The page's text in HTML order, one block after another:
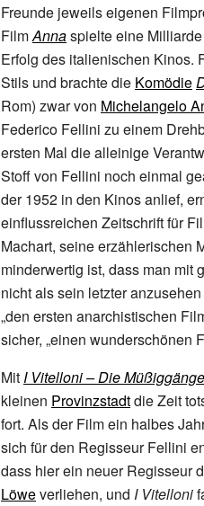
Freunde jeweils eigenen
FilmAnnaspielte eine Milliarde
Erfolg des italienischen Kinos.
Stils und brachte die Komödie
Rom) zwar von Michelangelo
Federico Fellini zu einem
ersten Mal die alleinige
Stoff von Fellini noch einmal
der 1952 in den Kinos anlief,
einflussreichen Zeitschrift für
Machart, seine erzählerischen
minderwertig ist, dass man mit
nicht als sein letzter
„den ersten anarchistischen
sicher, „einen wunderschönen
MitI Vitelloni – Die
kleinen Provinzstadtdie Zeit
fort. Als der Film ein halbes
sich für den Regisseur Fellini
dass hier ein neuer Regisseur
Löweverliehen, und I Vitelloni